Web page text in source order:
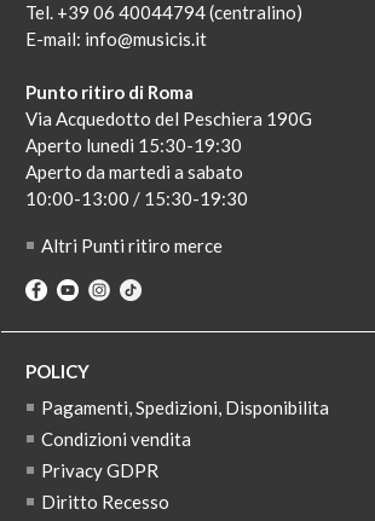
Tel. +39 06 40044794 (centralino)
E-mail: info@musicis.it
Punto ritiro di Roma
Via Acquedotto del Peschiera 190G
Aperto lunedi 15:30-19:30
Aperto da martedi a sabato
10:00-13:00 / 15:30-19:30
Altri Punti ritiro merce
POLICY
Pagamenti, Spedizioni, Disponibilita
Condizioni vendita
Privacy GDPR
Diritto Recesso